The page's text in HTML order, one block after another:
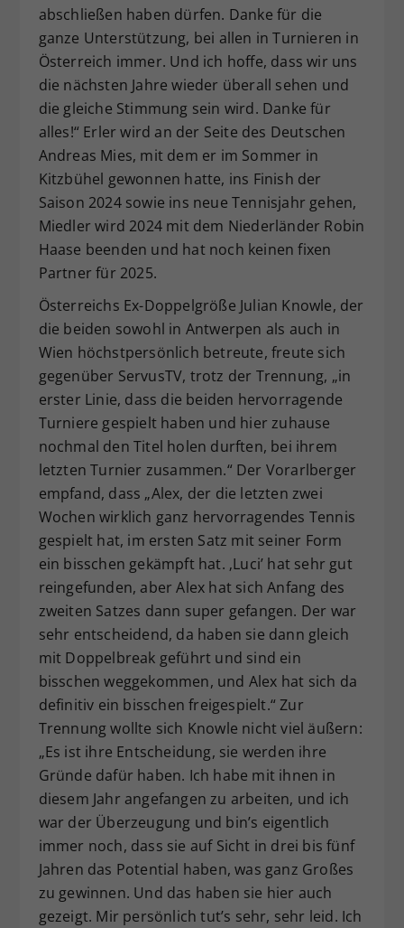
abschließen haben dürfen. Danke für die
ganze Unterstützung, bei allen in Turnieren in
Österreich immer. Und ich hoffe, dass wir uns
die nächsten Jahre wieder überall sehen und
die gleiche Stimmung sein wird. Danke für
alles!“ Erler wird an der Seite des Deutschen
Andreas Mies, mit dem er im Sommer in
Kitzbühel gewonnen hatte, ins Finish der
Saison 2024 sowie ins neue Tennisjahr gehen,
Miedler wird 2024 mit dem Niederländer Robin
Haase beenden und hat noch keinen fixen
Partner für 2025.
Österreichs Ex-Doppelgröße Julian Knowle, der
die beiden sowohl in Antwerpen als auch in
Wien höchstpersönlich betreute, freute sich
gegenüber ServusTV, trotz der Trennung, „in
erster Linie, dass die beiden hervorragende
Turniere gespielt haben und hier zuhause
nochmal den Titel holen durften, bei ihrem
letzten Turnier zusammen.“ Der Vorarlberger
empfand, dass „Alex, der die letzten zwei
Wochen wirklich ganz hervorragendes Tennis
gespielt hat, im ersten Satz mit seiner Form
ein bisschen gekämpft hat. ‚Luci’ hat sehr gut
reingefunden, aber Alex hat sich Anfang des
zweiten Satzes dann super gefangen. Der war
sehr entscheidend, da haben sie dann gleich
mit Doppelbreak geführt und sind ein
bisschen weggekommen, und Alex hat sich da
definitiv ein bisschen freigespielt.“ Zur
Trennung wollte sich Knowle nicht viel äußern:
„Es ist ihre Entscheidung, sie werden ihre
Gründe dafür haben. Ich habe mit ihnen in
diesem Jahr angefangen zu arbeiten, und ich
war der Überzeugung und bin’s eigentlich
immer noch, dass sie auf Sicht in drei bis fünf
Jahren das Potential haben, was ganz Großes
zu gewinnen. Und das haben sie hier auch
gezeigt. Mir persönlich tut’s sehr, sehr leid. Ich